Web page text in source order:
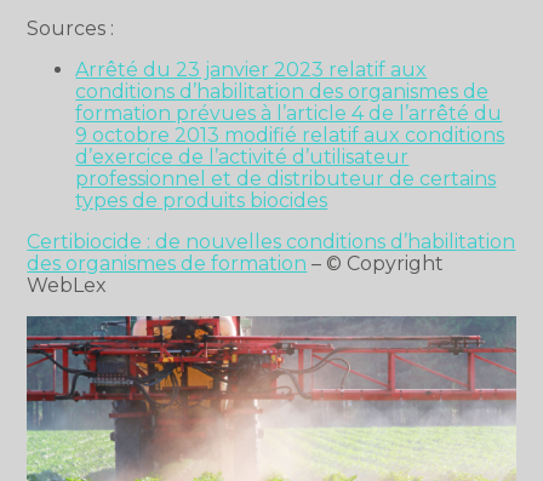
Sources :
Arrêté du 23 janvier 2023 relatif aux
conditions d’habilitation des organismes de
formation prévues à l’article 4 de l’arrêté du
9 octobre 2013 modifié relatif aux conditions
d’exercice de l’activité d’utilisateur
professionnel et de distributeur de certains
types de produits biocides
Certibiocide : de nouvelles conditions d’habilitation
des organismes de formation – © Copyright
WebLex